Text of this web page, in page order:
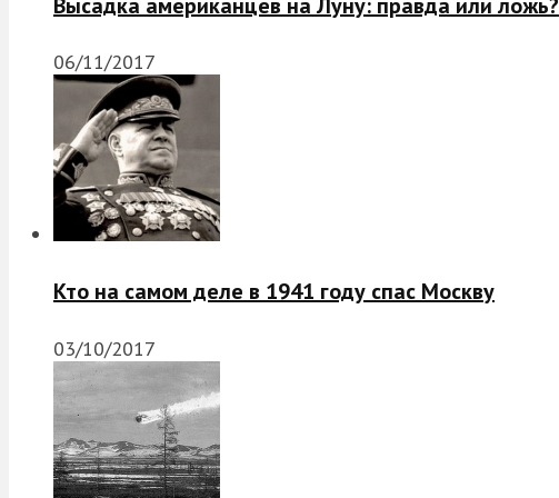
06/11/2017
Кто на самом деле в 1941 году спас Москву
03/10/2017